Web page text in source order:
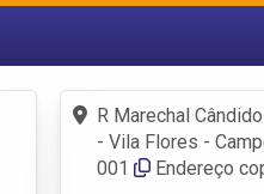
Fazer login
Criar conta
R Marechal
- Vila Flores -
001
Endereço